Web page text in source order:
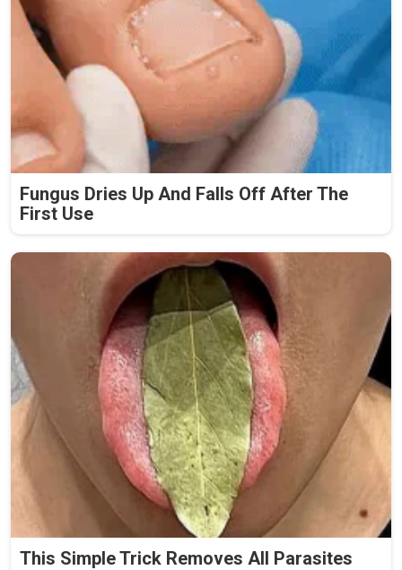
Fungus Dries Up And Falls Off After The
First Use
This Simple Trick Removes All Parasites